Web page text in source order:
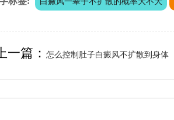
上一篇： 怎么控制肚子白癜风不扩散到身体